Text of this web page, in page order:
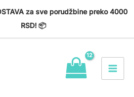
za sve porudžbine preko 4000
RSD! 📦